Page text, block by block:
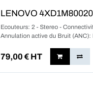
LENOVO
Ecouteurs: 2 - Stereo -
Annulation active du Bruit (ANC):
79,00€ HT